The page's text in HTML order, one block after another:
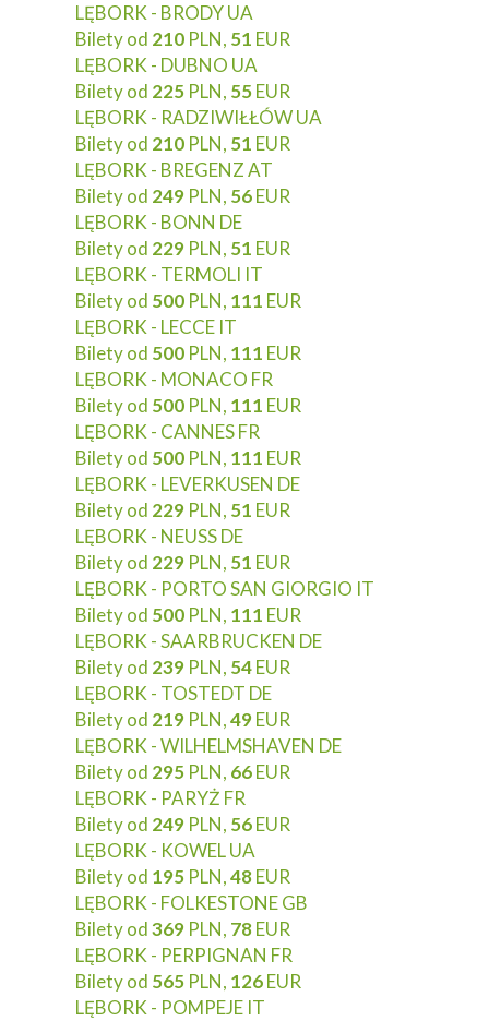
LĘBORK - BRODY UA
Bilety od 210 PLN, 51 EUR
LĘBORK - DUBNO UA
Bilety od 225 PLN, 55EUR
LĘBORK - RADZIWIŁŁÓW UA
Bilety od 210 PLN, 51 EUR
LĘBORK - BREGENZ AT
Bilety od 249 PLN, 56EUR
LĘBORK - BONN DE
Bilety od 229 PLN, 51 EUR
LĘBORK - TERMOLI IT
Bilety od 500 PLN, 111 EUR
LĘBORK - LECCE IT
Bilety od 500 PLN, 111 EUR
LĘBORK - MONACO FR
Bilety od 500 PLN, 111 EUR
LĘBORK - CANNES FR
Bilety od 500 PLN, 111 EUR
LĘBORK - LEVERKUSEN DE
Bilety od 229 PLN, 51 EUR
LĘBORK - NEUSS DE
Bilety od 229 PLN, 51 EUR
LĘBORK - PORTO SAN GIORGIO IT
Bilety od 500 PLN, 111 EUR
LĘBORK - SAARBRUCKEN DE
Bilety od 239 PLN, 54EUR
LĘBORK - TOSTEDT DE
Bilety od 219 PLN,49EUR
LĘBORK - WILHELMSHAVEN DE
Bilety od 295 PLN, 66EUR
LĘBORK - PARYŻ FR
Bilety od 249 PLN, 56EUR
LĘBORK - KOWEL UA
Bilety od 195 PLN,48EUR
LĘBORK - FOLKESTONE GB
Bilety od369 PLN, 78EUR
LĘBORK - PERPIGNAN FR
Bilety od 565 PLN, 126EUR
LĘBORK - POMPEJE IT